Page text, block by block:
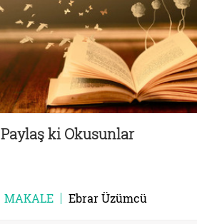
Paylaş ki Okusunlar
MAKALE Ebrar Üzümcü